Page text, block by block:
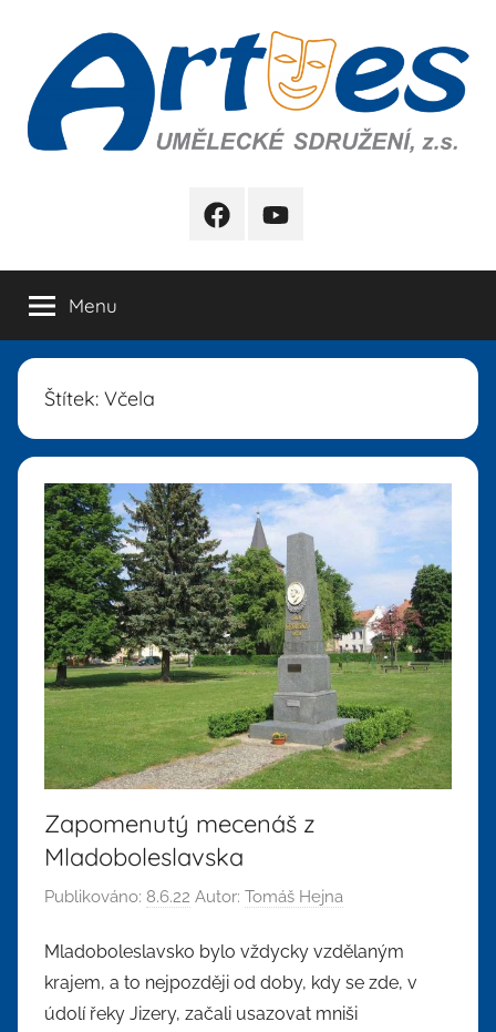
obsahu
FB YB
Menu
Štítek: Včela
Zapomenutý mecenáš z
Mladoboleslavska
Publikováno: 8.6.22 Autor: Tomáš Hejna
Mladoboleslavsko bylo vždycky vzdělaným
krajem, a to nejpozději od doby, kdy se zde, v
údolí řeky Jizery, začali usazovat mniši